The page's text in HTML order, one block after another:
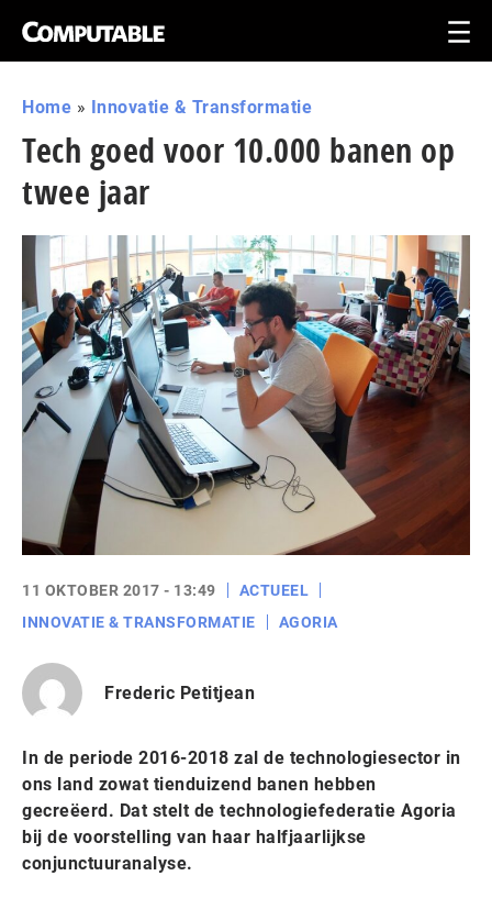
Home » Innovatie & Transformatie
Tech goed voor 10.000 banen op
twee jaar
11 OKTOBER 2017 - 13:49
ACTUEEL
INNOVATIE & TRANSFORMATIE
AGORIA
Frederic Petitjean
In de periode 2016-2018 zal de technologiesector in
ons land zowat tienduizend banen hebben
gecreëerd. Dat stelt de technologiefederatie Agoria
bij de voorstelling van haar halfjaarlijkse
conjunctuuranalyse.